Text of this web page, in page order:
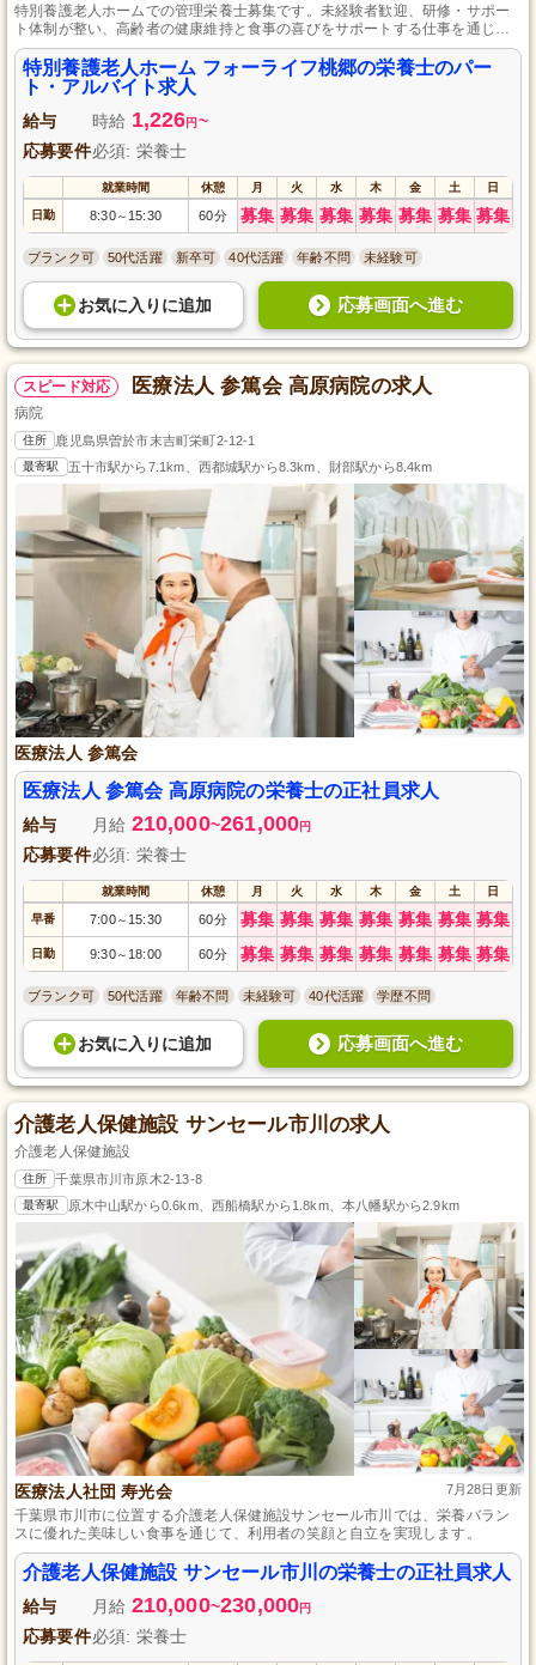
特別養護老人ホームでの管理栄養士募集です。未経験者歓迎、研修・サポー
ト体制が整い、高齢者の健康維持と食事の喜びをサポートする仕事を通じて
長期的なキャリアを築けます。社会福祉法人寿心会がバックアップ、安定し
た雇用環境であなたの成長と発展を図ります。
特別養護老人ホーム フォーライフ桃郷の栄養士のパー
ト・アルバイト求人
給与 時給 1,226円 ~
応募要件必須: 栄養士
就業時間 休憩 月 火 水 木 金 土 日
日勤 8:30～ 15:30 60分 募集 募集 募集 募集 募集 募集 募集
ブランク可 50代活躍 新卒可 40代活躍 年齢不問 未経験可
お気に入り に追加 応募画面へ進む
スピード対応 医療法人 参篤会 高原病院の求人
病院
住所 鹿児島県曽於市末吉町栄町2-12-1
最寄駅 五十市駅から7.1km、西都城駅から8.3km、財部駅から8.4km
医療法人 参篤会
医療法人 参篤会 高原病院の栄養士の正社員求人
給与 月給 210,000~261,000円
応募要件必須: 栄養士
就業時間 休憩 月 火 水 木 金 土 日
早番 7:00～ 15:30 60分 募集 募集 募集 募集 募集 募集 募集
日勤 9:30～ 18:00 60分 募集 募集 募集 募集 募集 募集 募集
ブランク可 50代活躍 年齢不問 未経験可 40代活躍 学歴不問
お気に入り に追加 応募画面へ進む
介護老人保健施設 サンセール市川の求人
介護老人保健施設
住所 千葉県市川市原木2-13-8
最寄駅 原木中山駅から0.6km、西船橋駅から1.8km、本八幡駅から2.9km
医療法人社団 寿光会 7月28日更新
千葉県市川市に位置する介護老人保健施設サンセール市川では、栄養バラン
スに優れた美味しい食事を通じて、利用者の笑顔と自立を実現します。
介護老人保健施設 サンセール市川の栄養士の正社員求人
給与 月給 210,000~230,000円
応募要件必須: 栄養士